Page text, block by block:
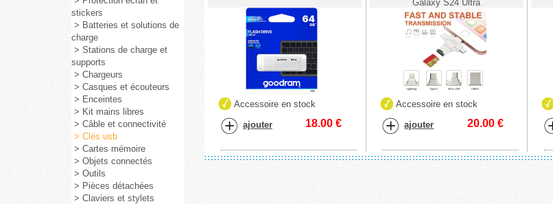
stickers
> Batteries et solutions de
charge
> Stations de charge et
supports
> Chargeurs
> Casques et écouteurs
> Enceintes
> Kit mains libres
> Câble et connectivité
> Clés usb
> Cartes mémoire
> Objets connectés
> Outils
> Pièces détachées
> Claviers et stylets
Accessoire en stock
ajouter 18.00 €
Galaxy S24 Ultra
Accessoire en stock
ajouter 20.00€